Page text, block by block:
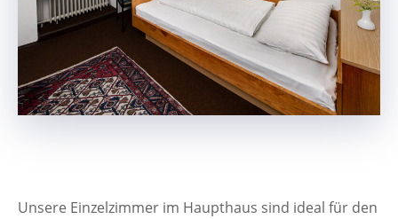
Unsere Einzelzimmer im Haupthaus sind ideal für den